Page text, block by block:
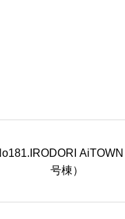
号棟）